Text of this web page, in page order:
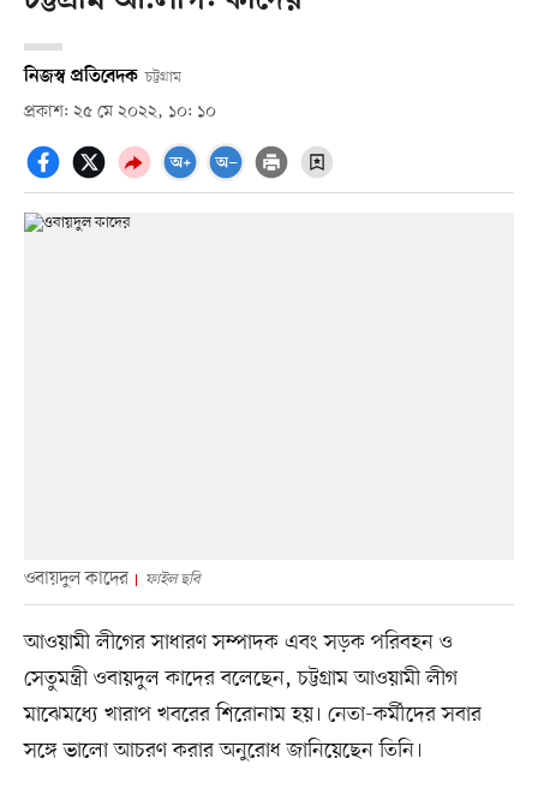
নিজস্ব প্রতিবেদক চট্টগ্রাম
প্রকাশ: ২৫ মে ২০২২, ১০: ১০
ওবায়দুল কাদের ফাইল ছবি
আওয়ামী লীগের সাধারণ সম্পাদক এবং সড়ক পরিবহন ও
সেতুমন্ত্রী ওবায়দুল কাদের বলেছেন, চট্টগ্রাম আওয়ামী লীগ
মাঝেমধ্যে খারাপ খবরের শিরোনাম হয়। নেতা-কর্মীদের সবার
সঙ্গে ভালো আচরণ করার অনুরোধ জানিয়েছেন তিনি।